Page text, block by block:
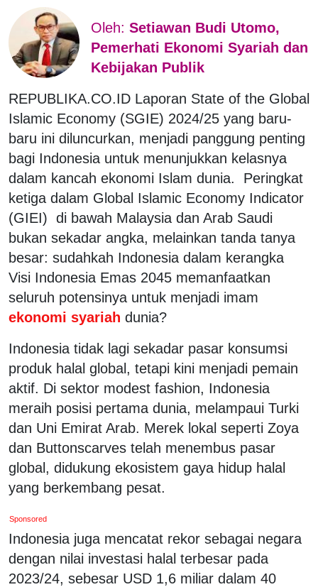
Oleh: Setiawan Budi Utomo,
Pemerhati Ekonomi Syariah dan
Kebijakan Publik
REPUBLIKA.CO.ID Laporan State of the Global
Islamic Economy (SGIE) 2024/25 yang baru-
baru ini diluncurkan, menjadi panggung penting
bagi Indonesia untuk menunjukkan kelasnya
dalam kancah ekonomi Islam dunia. Peringkat
ketiga dalam Global Islamic Economy Indicator
(GIEI) di bawah Malaysia dan Arab Saudi
bukan sekadar angka, melainkan tanda tanya
besar: sudahkah Indonesia dalam kerangka
Visi Indonesia Emas 2045 memanfaatkan
seluruh potensinya untuk menjadi imam
ekonomi syariah dunia?
Indonesia tidak lagi sekadar pasar konsumsi
produk halal global, tetapi kini menjadi pemain
aktif. Di sektor modest fashion, Indonesia
meraih posisi pertama dunia, melampaui Turki
dan Uni Emirat Arab. Merek lokal seperti Zoya
dan Buttonscarves telah menembus pasar
global, didukung ekosistem gaya hidup halal
yang berkembang pesat.
Sponsored
Indonesia juga mencatat rekor sebagai negara
dengan nilai investasi halal terbesar pada
2023/24, sebesar USD 1,6 miliar dalam 40